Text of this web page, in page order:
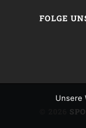
FOLGE
Unsere